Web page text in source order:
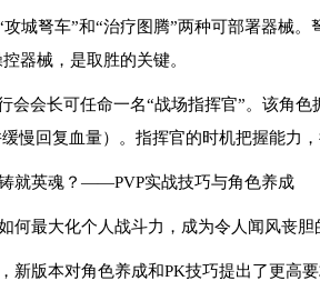
城弩车”和“治疗图腾”两种可部署器械
器械，是取胜的关键。
会会长可任命一名“战场指挥官”。该角
慢回复血量）。指挥官的时机把握能力
就英魂？——PVP实战技巧与角色养成
何最大化个人战斗力，成为令人闻风丧胆
新版本对角色养成和PK技巧提出了更高要